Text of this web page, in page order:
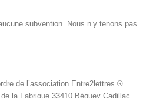
subvention. Nous n’y tenons pas.
de l’association Entre2lettres ®
la Fabrique 33410 Béguey Cadillac